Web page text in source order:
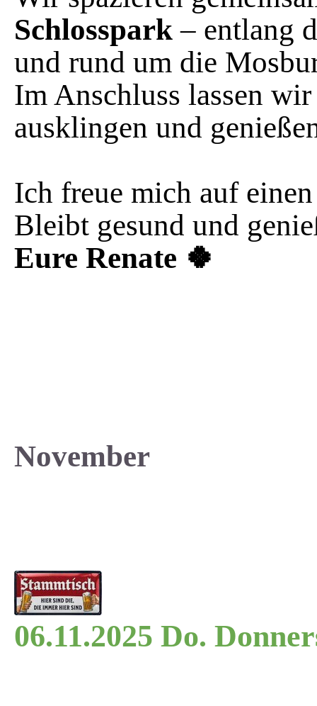
Schlosspark – entlang
und rund um die
Im Anschluss lassen
ausklingen und
Ich freue mich auf
Bleibt gesund und
Eure Renate 🍀
November
06.11.2025 Do.